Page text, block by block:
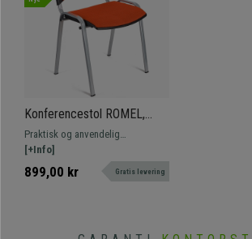
Konferencestol ROMEL,
Behagelig Polstring,
Stabelbar, Grå Ben, I Orange
Praktisk og anvendelig
konferencestol model ROMEL.
Komfortabel, modstandsdygtig og
med et smukt, moderne design.
[+Info]
899,00 kr Gratis levering